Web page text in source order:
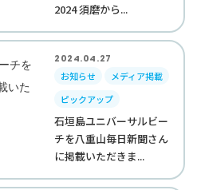
2024 須磨から...
2024.04.27
お知らせ
メディア掲載
ピックアップ
石垣島ユニバーサルビー
チを八重山毎日新聞さん
に掲載いただきま...